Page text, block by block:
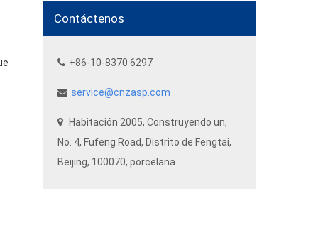
Contáctenos
+86-10-8370 6297
service@cnzasp.com
Habitación 2005, Construyendo un,
No. 4, Fufeng Road, Distrito de Fengtai,
Beijing, 100070, porcelana